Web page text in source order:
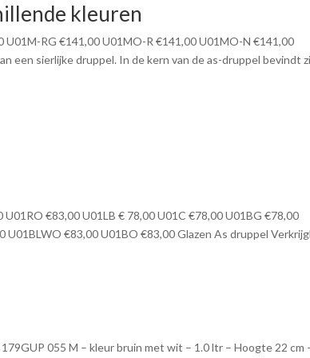
kleuren
RG €141,00 U01MO-R €141,00 U01MO-N €141,00
een sierlijke druppel. In de kern van de as-druppel bevindt
€83,00 U01LB € 78,00 U01C €78,00 U01BG €78,00
€83,00 U01BO €83,00 Glazen As druppel
055 M – kleur bruin met wit – 1.0 ltr – Hoogte 22 cm